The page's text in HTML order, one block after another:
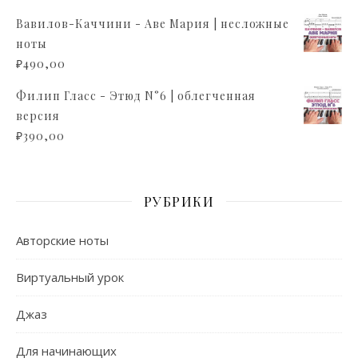
Вавилов-Каччини - Аве Мария | несложные
ноты
₽490,00
Филип Гласс - Этюд N°6 | облегченная
версия
₽390,00
РУБРИКИ
Авторские ноты
Виртуальный урок
Джаз
Для начинающих